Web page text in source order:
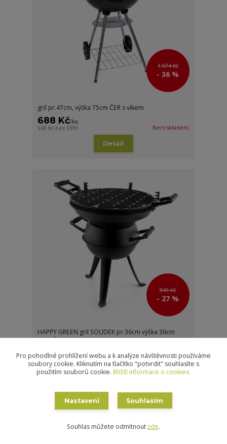
1 074 Kč
- 36 %
gril pr.47cm, výška 75cm ČER s víkem
688 Kč/ks
569 Kč bez DPH Není skladem
Detail
849 Kč
- 27 %
HAPPY GREEN gril SOUDEK pr.36cm výška 36cm
litina ČER
620 Kč/ks
512 Kčbez DPH Není skladem
Detail
strana z 1
Pro pohodlné prohlížení webu a k analýze návštěvnosti používáme
soubory cookie. Kliknutím na tlačítko "potvrdit" souhlasíte s
použitím souborů cookie. Bližší informace o cookies.
Nastavení Souhlasím
Souhlas můžete odmítnout zde.